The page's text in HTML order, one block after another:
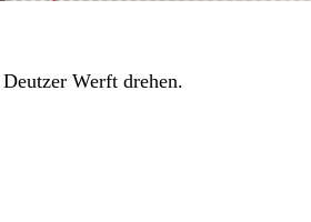
Werft drehen.